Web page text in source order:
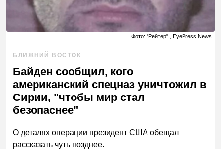
Фото: "Рейтер" , EyePress News
БЛИЖНИЙ ВОСТОК
Байден сообщил, кого
американский спецназ уничтожил в
Сирии, "чтобы мир стал
безопаснее"
О деталях операции президент США обещал
рассказать чуть позднее.